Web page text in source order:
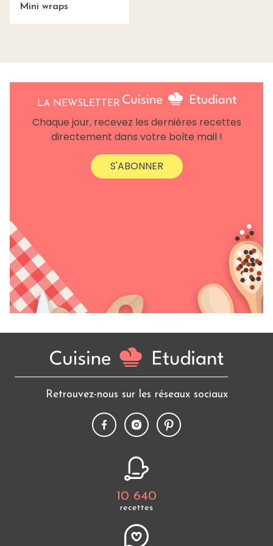
Mini wraps
LA NEWSLETTER
Chaque jour, recevez les dernières recettes
directement dans votre boîte mail !
S'ABONNER
Retrouvez-nous sur les réseaux sociaux
10 640
recettes